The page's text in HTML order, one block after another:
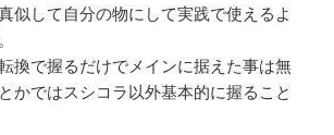
似して自分の物にして実践で使えるよ
換で握るだけでメインに据えた事は無
かではスシコラ以外基本的に握ること